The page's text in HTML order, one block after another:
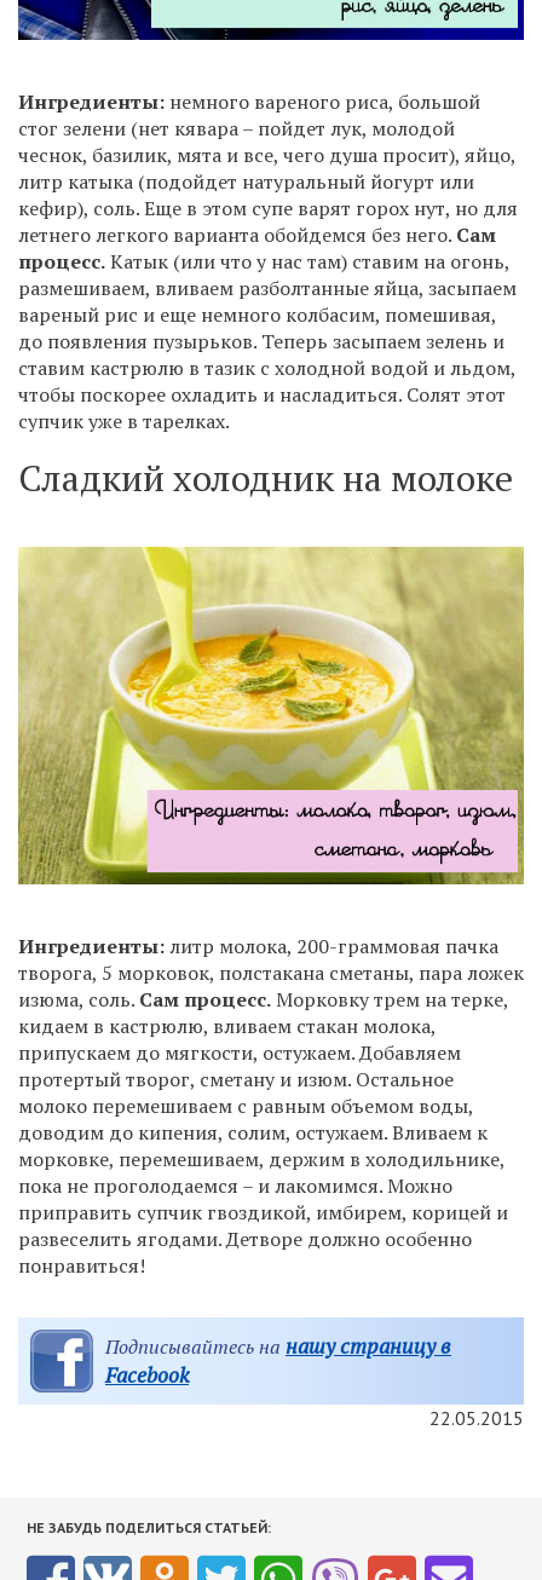
Ингредиенты: немного вареного риса, большой
стог зелени (нет кявара – пойдет лук, молодой
чеснок, базилик, мята и все, чего душа просит), яйцо,
литр катыка (подойдет натуральный йогурт или
кефир), соль. Еще в этом супе варят горох нут, но для
летнего легкого варианта обойдемся без него. Сам
процесс.Катык (или что у нас там) ставим на огонь,
размешиваем, вливаем разболтанные яйца, засыпаем
вареный рис и еще немного колбасим, помешивая,
до появления пузырьков. Теперь засыпаем зелень и
ставим кастрюлю в тазик с холодной водой и льдом,
чтобы поскорее охладить и насладиться. Солят этот
супчик уже в тарелках.
Сладкий холодник на молоке
Ингредиенты:литр молока, 200-граммовая пачка
творога, 5 морковок, полстакана сметаны, пара ложек
изюма, соль. Сам процесс. Морковку трем на терке,
кидаем в кастрюлю, вливаем стакан молока,
припускаем до мягкости, остужаем. Добавляем
протертый творог, сметану и изюм. Остальное
молоко перемешиваем с равным объемом воды,
доводим до кипения, солим, остужаем. Вливаем к
морковке, перемешиваем, держим в холодильнике,
пока не проголодаемся – и лакомимся. Можно
приправить супчик гвоздикой, имбирем, корицей и
развеселить ягодами. Детворе должно особенно
понравиться!
Подписывайтесь на нашу страницу в
Facebook
22.05.2015
НЕ ЗАБУДЬ ПОДЕЛИТЬСЯ СТАТЬЕЙ: